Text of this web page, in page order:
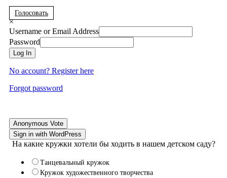
Голосовать
×
Username or Email Address
Password
Log In
No account? Register here
Forgot password
Anonymous Vote
Sign in with WordPress
На какие кружки хотели бы ходить в нашем детском саду?
Танцевальный кружок
Кружок художественного творчества